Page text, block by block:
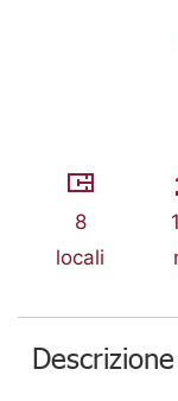
8
locali
Descrizione